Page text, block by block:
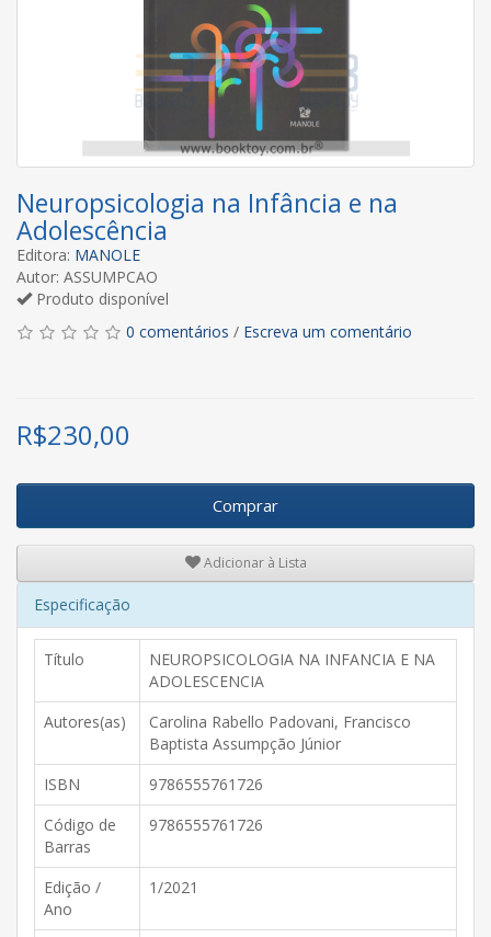
Neuropsicologia na Infância e na
Adolescência
Editora: MANOLE
Autor: ASSUMPCAO
Produto disponível
0 comentários / Escreva um comentário
R$230,00
Comprar
Adicionar à Lista
Especificação
Título
NEUROPSICOLOGIA NA INFANCIA E NA
ADOLESCENCIA
Autores(as)
Carolina Rabello Padovani, Francisco
Baptista Assumpção Júnior
ISBN
9786555761726
Código de
Barras
9786555761726
Edição /
Ano
1/2021